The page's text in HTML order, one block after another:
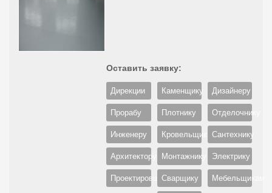
Оставить заявку:
Дирекции
Прорабу
Инженеру
Архитектору
Проектировщику
Каменщику
Плотнику
Кровельщику
Монтажнику
Сварщику
Дизайнеру
Отделочнику
Сантехнику
Электрику
Мебельщикам